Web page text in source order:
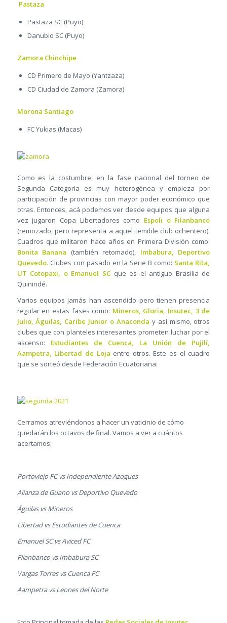
Pastaza
Pastaza SC (Puyo)
Danubio SC (Puyo)
Zamora Chinchipe
CD Primero de Mayo (Yantzaza)
CD Ciudad de Zamora (Zamora)
Morona Santiago
FC Yukias (Macas)
Como es la costumbre, en la fase nacional del torneo de
Segunda Categoría es muy heterogénea y empieza por
participación de provincias con mayor poder económico que
otras. Entonces, acá podemos ver desde equipos que alguna
vez jugaron Copa Libertadores como Espoli o Filanbanco
(remozado, pero representa a aquel temible club ochentero).
Cuadros que militaron hace años en Primera División como:
Bonita Banana (también retomado), Imbabura, Deportivo
Quevedo.Clubes con pasado en la Serie B como: Santa Rita,
UT Cotopaxi, o Emanuel SCque es el antiguo Brasilia de
Quinindé.
Varios equipos jamás han ascendido pero tienen presencia
regular en estas fases como: Mineros, Gloria, Insutec, 3 de
Julio, Águilas, Caribe Junior o Anaconda y así mismo, otros
clubes que con planteles interesantes prometen luchar por el
ascenso: Estudiantes de Cuenca, La Unión de Pujilí,
Aampetra, Libertad de Loja entre otros. Este es el cuadro
que se sorteó desde Federación Ecuatoriana:
Cerramos atreviéndonos a hacer un vaticinio de cómo
quedarán los octavos de final. Vamos a ver a cuántos
acertamos:
Portoviejo FC vs Independiente Azogues
Alianza de Guano vs Deportivo Quevedo
Águilas vs Mineros
Libertad vs Estudiantes de Cuenca
Emanuel SC vs Aviced FC
Filanbanco vs Imbabura SC
Vargas Torres vs Cuenca FC
Aampetra vs Leones del Norte